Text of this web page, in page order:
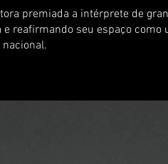
premiada a intérprete de
e reafirmando seu espaço